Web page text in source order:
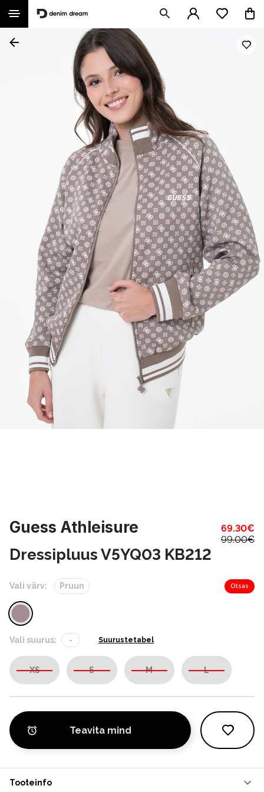
Guess Athleisure 69.30€
99.00€
Dressipluus V5YQ03 KB212
Vali värv: Pruun Otsas
Vali suurus: - Suurustetabel
XS S M L
Teavita mind
Tooteinfo